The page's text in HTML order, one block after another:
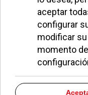
la
No hay elementos que